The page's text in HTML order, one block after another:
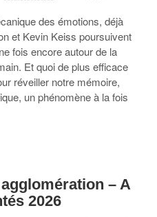
des émotions, déjà
et Kevin Keiss poursuivent
fois encore autour de la
Et quoi de plus efficace
réveiller notre mémoire,
un phénomène à la fois
– A
2026